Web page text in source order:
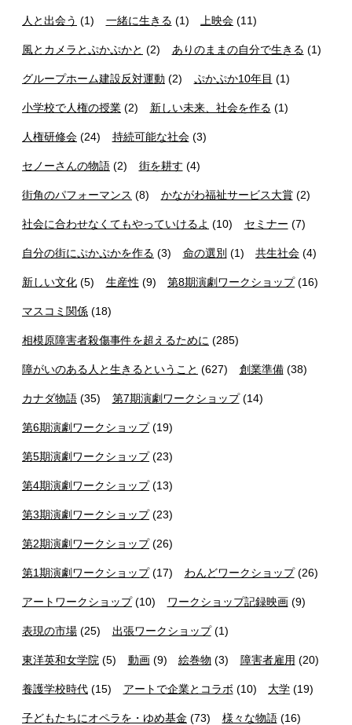
人と出会う (1) 一緒に生きる (1) 上映会 (11)
風とカメラとぷかぷかと (2) ありのままの自分で生きる (1)
グループホーム建設反対運動 (2) ぷかぷか10年目 (1)
小学校で人権の授業 (2) 新しい未来、社会を作る (1)
人権研修会 (24) 持続可能な社会(3)
セノーさんの物語 (2) 街を耕す (4)
街角のパフォーマンス (8) かながわ福祉サービス大賞(2)
社会に合わせなくてもやっていけるよ (10) セミナー (7)
自分の街にぷかぷかを作る (3) 命の選別 (1) 共生社会 (4)
新しい文化 (5) 生産性 (9) 第8期演劇ワークショップ(16)
マスコミ関係 (18)
相模原障害者殺傷事件を超えるために (285)
障がいのある人と生きるということ (627) 創業準備(38)
カナダ物語 (35) 第7期演劇ワークショップ(14)
第6期演劇ワークショップ(19)
第5期演劇ワークショップ(23)
第4期演劇ワークショップ(13)
第3期演劇ワークショップ(23)
第2期演劇ワークショップ(26)
第1期演劇ワークショップ(17) わんどワークショップ(26)
アートワークショップ(10) ワークショップ記録映画(9)
表現の市場 (25) 出張ワークショップ(1)
東洋英和女学院 (5) 動画(9) 絵巻物 (3) 障害者雇用 (20)
養護学校時代 (15) アートで企業とコラボ (10) 大学 (19)
子どもたちにオペラを・ゆめ基金 (73) 様々な物語(16)